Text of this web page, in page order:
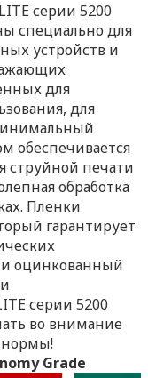
серии 5200
специально для
устройств и
для
для
обеспечивается
струйной печати
обработка
Пленки
гарантирует
оцинкованный
серии 5200
во внимание
нормы!
Grade